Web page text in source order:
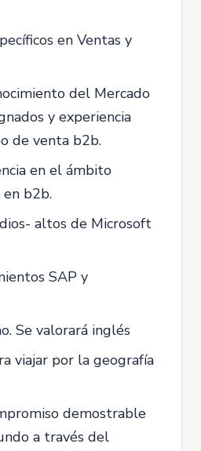
en Ventas y
del Mercado
y experiencia
de venta b2b.
en el ámbito
en b2b.
altos de Microsoft
SAP y
Se valorará inglés
viajar por la geografía
demostrable
a través del